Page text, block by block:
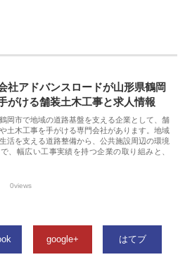
社アドバンスロードが山形県鶴岡
がける舗装土木工事と求人情報
岡市で地域の道路基盤を支える企業として、舗
土木工事を手がける専門会社があります。地域
活を支える道路整備から、公共施設周辺の環境
、幅広い工事実績を持つ企業の取り組みと、
0views
google+ はてブ